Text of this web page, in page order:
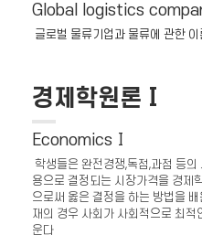
Global logistics
글로벌 물류기업과 물류에 관한
경제학원론Ⅰ
EconomicsⅠ
학생들은 완전경쟁,독점,과점 등
용으로 결정되는 시장가격을 경제
으로써 옳은 결정을 하는 방법을
재의 경우 사회가 사회적으로 최
운다